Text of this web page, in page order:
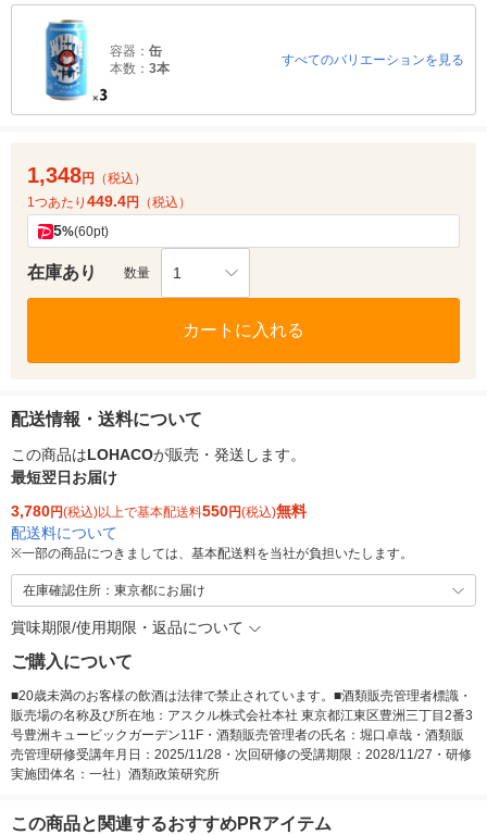
容器： 缶
本数： 3本
すべてのバリエーションを見る
1,348円
（税込）
1つあたり 449.4円 （税込）
5%(60pt)
在庫あり 数量 1
カートに入れる
配送情報・送料について
この商品はLOHACOが販売・発送します。
最短翌日お届け
3,780円(税込)以上で基本配送料550円(税込)無料
配送料について
※一部の商品につきましては、基本配送料を当社が負担いたします。
在庫確認住所：東京都にお届け
賞味期限/使用期限・返品について
ご購入について
■20歳未満のお客様の飲酒は法律で禁止されています。■酒類販売管理者標識・
販売場の名称及び所在地：アスクル株式会社本社 東京都江東区豊洲三丁目2番3
号豊洲キュービックガーデン11F・酒類販売管理者の氏名：堀口卓哉・酒類販
売管理研修受講年月日：2025/11/28・次回研修の受講期限：2028/11/27・研修
実施団体名：一社）酒類政策研究所
この商品と関連するおすすめPRアイテム